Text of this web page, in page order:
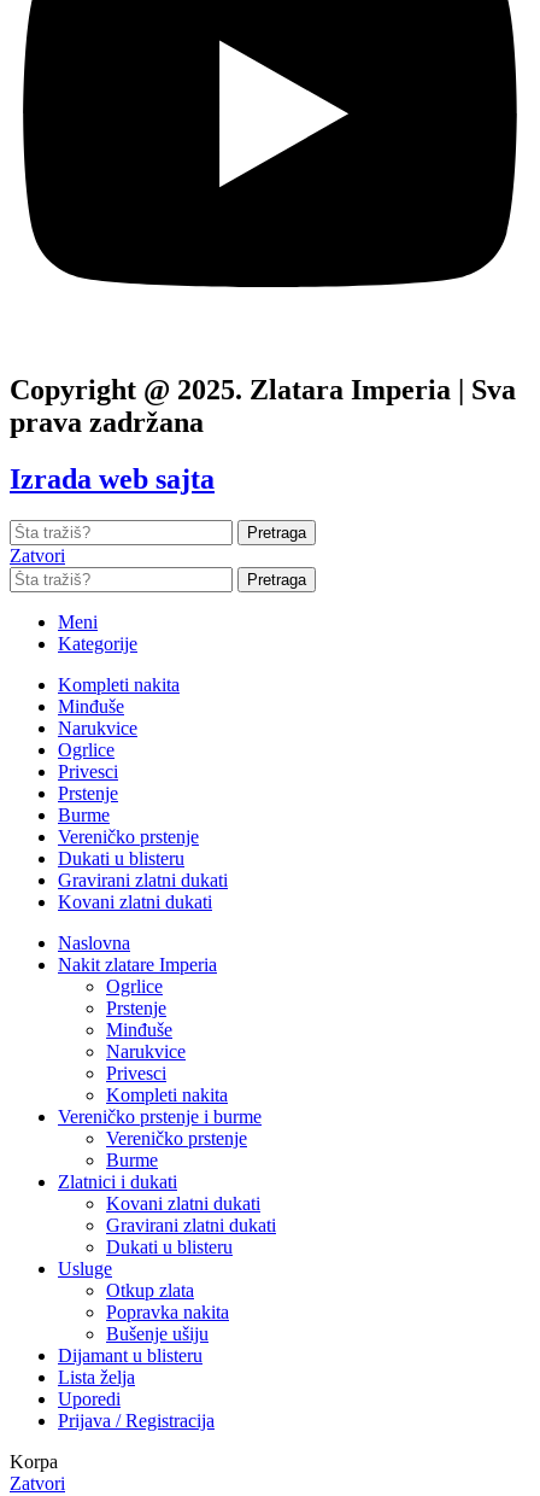
Copyright @ 2025. Zlatara Imperia | Sva
prava zadržana
Izrada web sajta
Pretraga
Zatvori
Pretraga
Meni
Kategorije
Kompleti nakita
Minđuše
Narukvice
Ogrlice
Privesci
Prstenje
Burme
Vereničko prstenje
Dukati u blisteru
Gravirani zlatni dukati
Kovani zlatni dukati
Naslovna
Nakit zlatare Imperia
Ogrlice
Prstenje
Minđuše
Narukvice
Privesci
Kompleti nakita
Vereničko prstenje i burme
Vereničko prstenje
Burme
Zlatnici i dukati
Kovani zlatni dukati
Gravirani zlatni dukati
Dukati u blisteru
Usluge
Otkup zlata
Popravka nakita
Bušenje ušiju
Dijamant u blisteru
Lista želja
Uporedi
Prijava / Registracija
Korpa
Zatvori